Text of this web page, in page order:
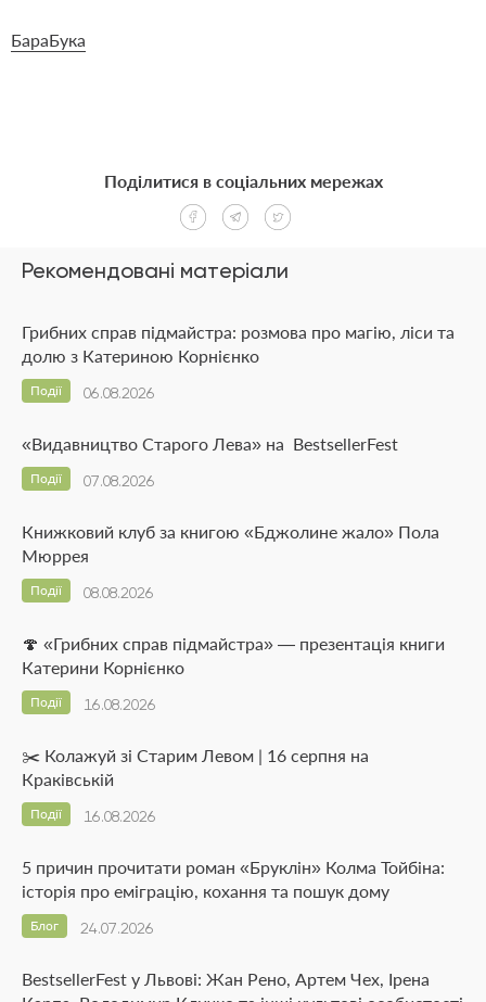
БараБука
Рекомендовані матеріали
Грибних справ підмайстра: розмова про магію, ліси та
долю з Катериною Корнієнко
06.08.2026
Події
«Видавництво Старого Лева» на BestsellerFest
07.08.2026
Події
Книжковий клуб за книгою «Бджолине жало» Пола
Мюррея
08.08.2026
Події
🍄 «Грибних справ підмайстра» — презентація книги
Катерини Корнієнко
16.08.2026
Події
✂️ Колажуй зі Старим Левом | 16 серпня на
Краківській
16.08.2026
Події
5 причин прочитати роман «Бруклін» Колма Тойбіна:
історія про еміграцію, кохання та пошук дому
24.07.2026
Блог
BestsellerFest у Львові: Жан Рено, Артем Чех, Ірена
Поділитися в соціальних мережах